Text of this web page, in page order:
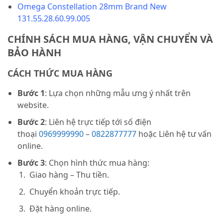
Omega Constellation 28mm Brand New
131.55.28.60.99.005
CHÍNH SÁCH MUA HÀNG, VẬN CHUYỂN VÀ
BẢO HÀNH
CÁCH THỨC MUA HÀNG
Bước 1: Lựa chọn những mẫu ưng ý nhất trên
website.
Bước 2: Liên hệ trực tiếp tới số điện
thoại 0969999990–0822877777 hoặc Liên hệ tư vấn
online.
Bước 3: Chọn hình thức mua hàng:
Giao hàng – Thu tiền.
Chuyển khoản trực tiếp.
Đặt hàng online.